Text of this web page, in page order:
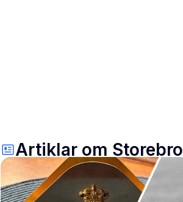
Artiklar om Storebro